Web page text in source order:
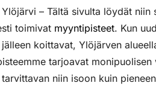
– Tältä sivulta löydät niin
toimivat myyntipisteet. Kun
koittavat, Ylöjärven
tarjoavat monipuolisen
niin isoon kuin